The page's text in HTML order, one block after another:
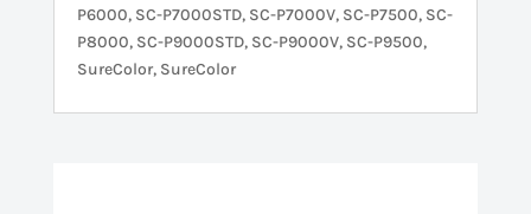
P6000, SC-P7000STD, SC-P7000V, SC-P7500, SC-
P8000, SC-P9000STD, SC-P9000V, SC-P9500,
SureColor, SureColor